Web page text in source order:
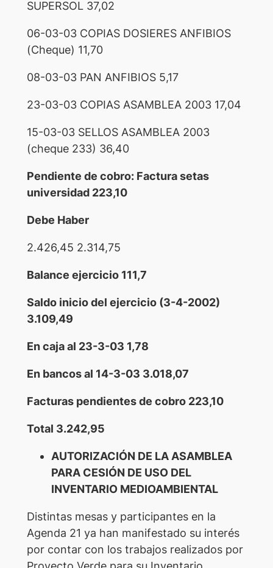
SUPERSOL 37,02
06-03-03 COPIAS DOSIERES ANFIBIOS
(Cheque) 11,70
08-03-03 PAN ANFIBIOS 5,17
23-03-03 COPIAS ASAMBLEA 2003 17,04
15-03-03 SELLOS ASAMBLEA 2003
(cheque 233) 36,40
Pendiente de cobro: Factura setas
universidad 223,10
Debe Haber
2.426,45 2.314,75
Balance ejercicio 111,7
Saldo inicio del ejercicio (3-4-2002)
3.109,49
En caja al 23-3-03 1,78
En bancos al 14-3-03 3.018,07
Facturas pendientes de cobro 223,10
Total 3.242,95
AUTORIZACIÓN DE LA ASAMBLEA
PARA CESIÓN DE USO DEL
INVENTARIO MEDIOAMBIENTAL
Distintas mesas y participantes en la
Agenda 21 ya han manifestado su interés
por contar con los trabajos realizados por